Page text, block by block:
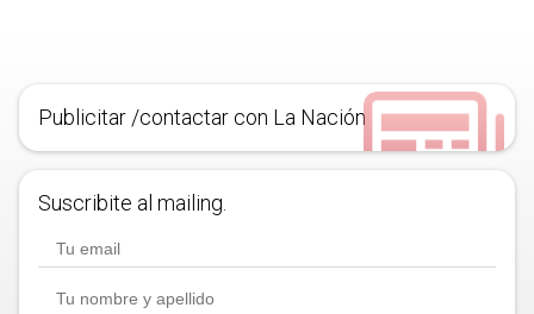
Publicitar /contactar con La Nación
Suscribite al mailing.